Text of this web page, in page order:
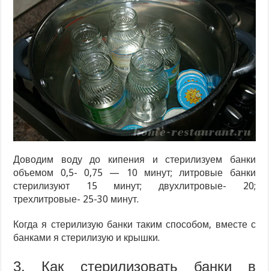
Доводим воду до кипения и стерилизуем банки
объемом 0,5- 0,75 — 10 минут; литровые банки
стерилизуют 15 минут; двухлитровые- 20;
трехлитровые- 25-30 минут.
Когда я стерилизую банки таким способом, вместе с
банками я стерилизую и крышки.
3. Как стерилизовать банки в